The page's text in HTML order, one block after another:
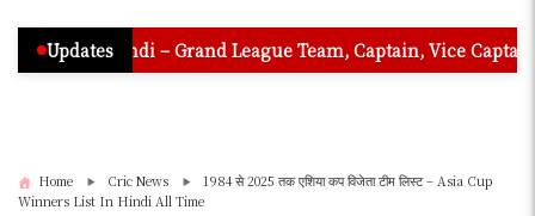
Updates
– Grand League Team, Captain, Vice Captain & Must
Home Cric News
1984 से 2025 तक एशिया कप विजेता टीम लिस्ट – Asia Cup
Winners List In Hindi All Time